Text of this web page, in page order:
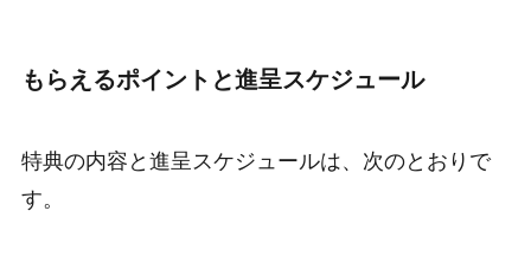
もらえるポイントと進呈スケジュール
特典の内容と進呈スケジュールは、次のとおりで
す。